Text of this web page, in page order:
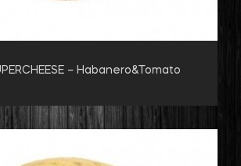
– Habanero&Tomato